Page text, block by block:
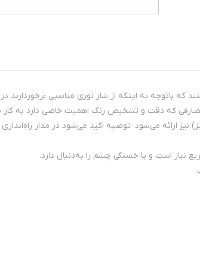
که دقت و تشخیص رنگ اهمیت خاصی دارد به کار
ارائه می‌شود. توصیه اکید می‌شود در مدار
است و یا خستگی چشم را به‌دنبال دارد.